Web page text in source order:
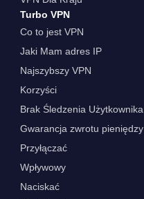
Turbo VPN
Co to jest VPN
Jaki Mam adres IP
Najszybszy VPN
Korzyści
Brak Śledzenia Użytkownika
Gwarancja zwrotu pieniędzy
Przyłączać
Wpływowy
Naciskać